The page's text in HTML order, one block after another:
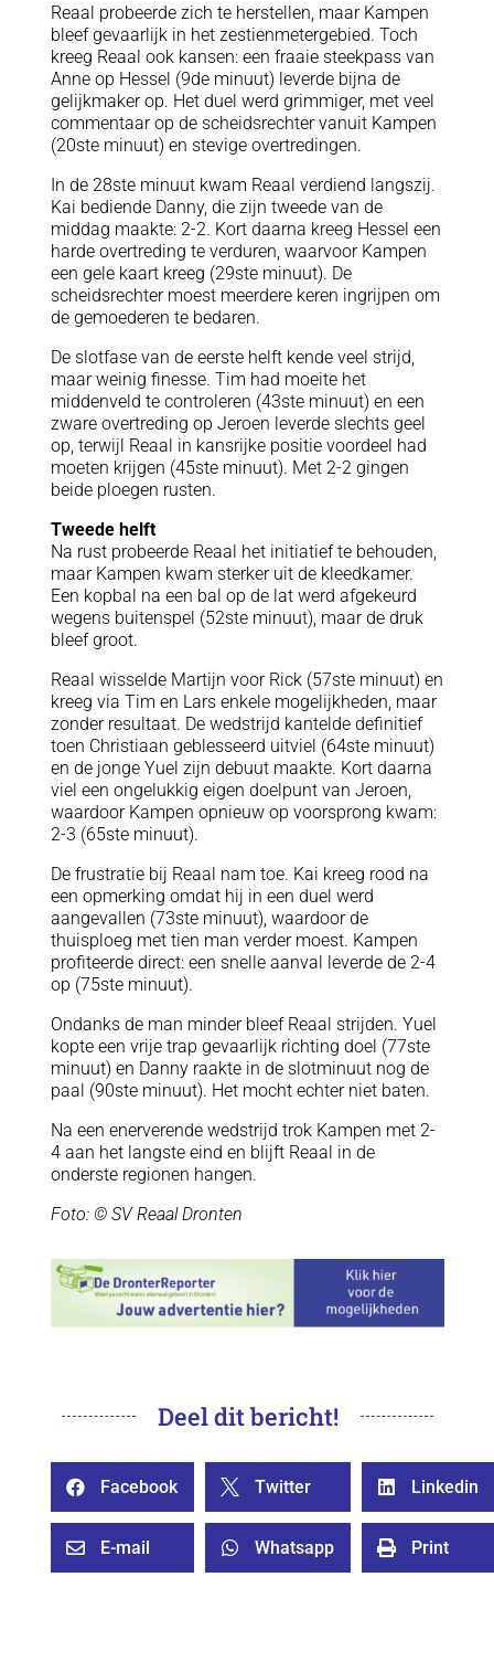
Reaal probeerde zich te herstellen, maar Kampen
bleef gevaarlijk in het zestienmetergebied. Toch
kreeg Reaal ook kansen: een fraaie steekpass van
Anne op Hessel (9de minuut) leverde bijna de
gelijkmaker op. Het duel werd grimmiger, met veel
commentaar op de scheidsrechter vanuit Kampen
(20ste minuut) en stevige overtredingen.
In de 28ste minuut kwam Reaal verdiend langszij.
Kai bediende Danny, die zijn tweede van de
middag maakte: 2-2. Kort daarna kreeg Hessel een
harde overtreding te verduren, waarvoor Kampen
een gele kaart kreeg (29ste minuut). De
scheidsrechter moest meerdere keren ingrijpen om
de gemoederen te bedaren.
De slotfase van de eerste helft kende veel strijd,
maar weinig finesse. Tim had moeite het
middenveld te controleren (43ste minuut) en een
zware overtreding op Jeroen leverde slechts geel
op, terwijl Reaal in kansrijke positie voordeel had
moeten krijgen (45ste minuut). Met 2-2 gingen
beide ploegen rusten.
Tweede helft
Na rust probeerde Reaal het initiatief te behouden,
maar Kampen kwam sterker uit de kleedkamer.
Een kopbal na een bal op de lat werd afgekeurd
wegens buitenspel (52ste minuut), maar de druk
bleef groot.
Reaal wisselde Martijn voor Rick (57ste minuut) en
kreeg via Tim en Lars enkele mogelijkheden, maar
zonder resultaat. De wedstrijd kantelde definitief
toen Christiaan geblesseerd uitviel (64ste minuut)
en de jonge Yuel zijn debuut maakte. Kort daarna
viel een ongelukkig eigen doelpunt van Jeroen,
waardoor Kampen opnieuw op voorsprong kwam:
2-3 (65ste minuut).
De frustratie bij Reaal nam toe. Kai kreeg rood na
een opmerking omdat hij in een duel werd
aangevallen (73ste minuut), waardoor de
thuisploeg met tien man verder moest. Kampen
profiteerde direct: een snelle aanval leverde de 2-4
op (75ste minuut).
Ondanks de man minder bleef Reaal strijden. Yuel
kopte een vrije trap gevaarlijk richting doel (77ste
minuut) en Danny raakte in de slotminuut nog de
paal (90ste minuut). Het mocht echter niet baten.
Na een enerverende wedstrijd trok Kampen met 2-
4 aan het langste eind en blijft Reaal in de
onderste regionen hangen.
Foto: © SV Reaal Dronten
Deel dit bericht!
 Facebook  Twitter  Linkedin
 E-mail  Whatsapp  Print